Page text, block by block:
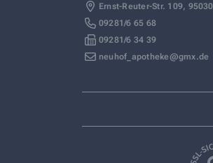
Ernst-Reuter-Str. 109, 95030
09281/6 65 68
09281/6 34 39
neuhof_apotheke@gmx.de